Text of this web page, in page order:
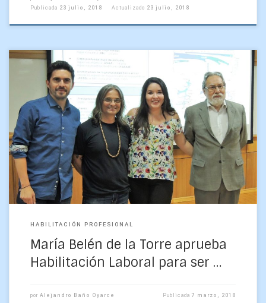
Publicada 23 julio, 2018 Actualizado 23 julio, 2018
Varios análisis y resultados de actualidad, en relación a
variables oceanográficas del mar interior de Chiloé, entregó
en su defensa de tesis la alumna María […]
HABILITACIÓN PROFESIONAL
María Belén de la Torre aprueba
Habilitación Laboral para ser …
por Alejandro Baño Oyarce Publicada7 marzo, 2018